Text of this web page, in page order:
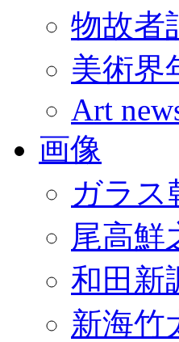
物故者
美術界
Art
画像
ガラス
尾高鮮
和田新
新海竹